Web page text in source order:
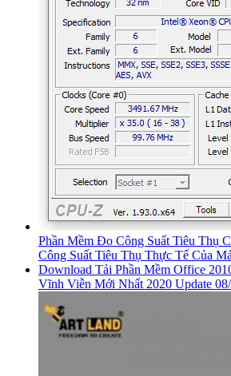
Phần Mềm Đo Công Suất Tiêu Thụ
Công Suất Tiêu Thụ Thực Tế Của
Download Tải Phần Mềm Office
Vĩnh Viễn Mới Nhất 2020 Update